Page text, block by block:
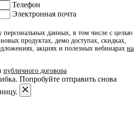
Телефон
Электронная почта
персональных данных, в том числе с целью
продуктах, демо доступах, скидках,
акциях и полезных вебинарах на
публичного договора
Попробуйте отправить снова